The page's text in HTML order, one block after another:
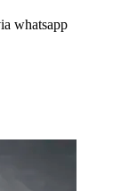
whatsapp